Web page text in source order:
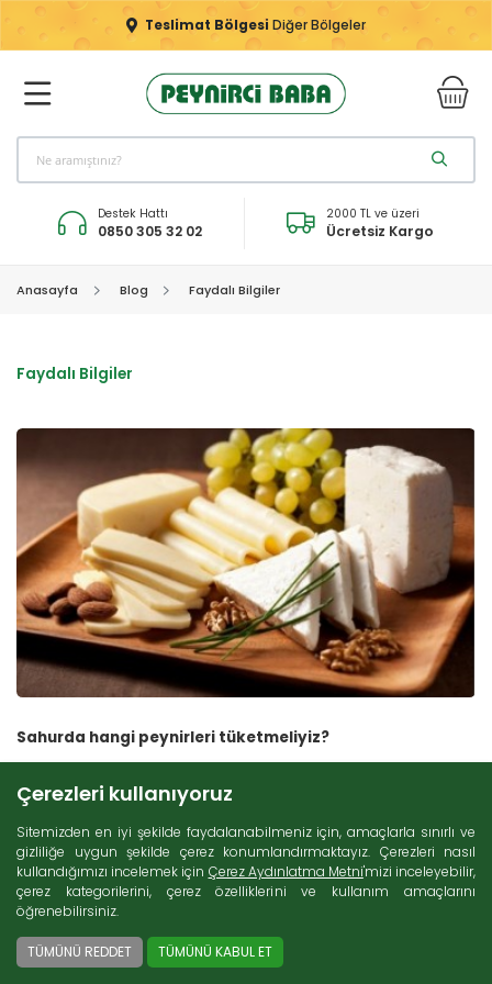
Teslimat Bölgesi Diğer Bölgeler
Destek Hattı
0850 305 32 02
2000 TL ve üzeri
Ücretsiz Kargo
Anasayfa Blog Faydalı Bilgiler
Faydalı Bilgiler
Sahurda hangi peynirleri tüketmeliyiz?
Çerezleri kullanıyoruz
Sitemizden en iyi şekilde faydalanabilmeniz için, amaçlarla sınırlı ve
gizliliğe uygun şekilde çerez konumlandırmaktayız. Çerezleri nasıl
kullandığımızı incelemek için Çerez Aydınlatma Metni'mizi inceleyebilir,
çerez kategorilerini, çerez özelliklerini ve kullanım amaçlarını
öğrenebilirsiniz.
TÜMÜNÜ REDDET TÜMÜNÜ KABUL ET